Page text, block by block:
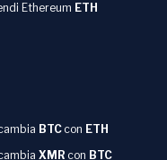
Ethereum ETH
BTC con ETH
XMR con BTC